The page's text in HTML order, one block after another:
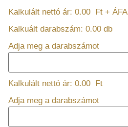
Kalkulált nettó ár: 0.00 Ft + ÁFA
Kalkuált darabszám: 0.00 db
Adja meg a darabszámot
Kalkulált nettó ár: 0.00 Ft
Adja meg a darabszámot